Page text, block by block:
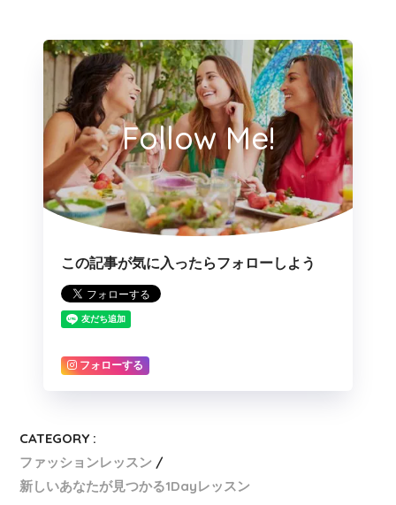
Follow Me!
この記事が気に入ったらフォローしよう
フォローする
CATEGORY :
ファッションレッスン
新しいあなたが見つかる1Dayレッスン